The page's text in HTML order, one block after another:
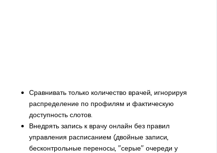
Сравнивать только количество врачей, игнорируя
распределение по профилям и фактическую
доступность слотов.
Внедрять запись к врачу онлайн без правил
управления расписанием (двойные записи,
бесконтрольные переносы, "серые" очереди у